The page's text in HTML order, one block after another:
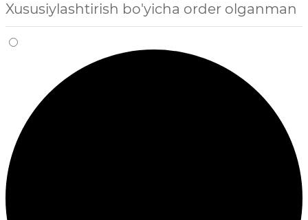
Xususiylashtirish bo'yicha order olganman